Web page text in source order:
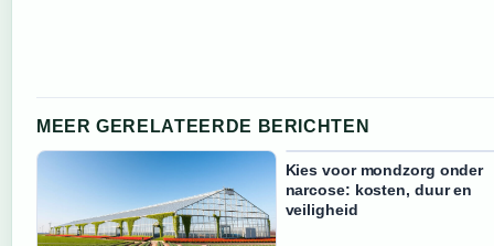
MEER GERELATEERDE BERICHTEN
Kies voor mondzorg onder
narcose: kosten, duur en
veiligheid